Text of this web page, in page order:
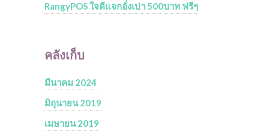
RangyPOS ใจดีแจกอั่งเปา 500บาท ฟรีๆ
คลังเก็บ
มีนาคม 2024
มิถุนายน 2019
เมษายน 2019